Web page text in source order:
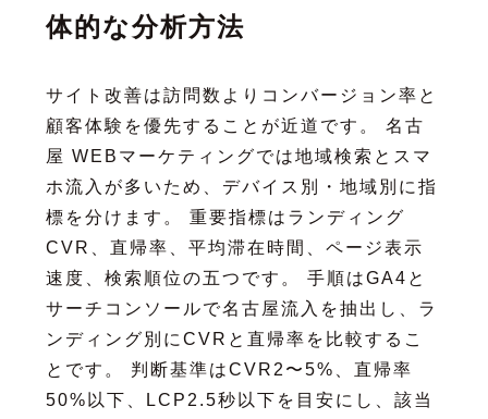
体的な分析方法
サイト改善は訪問数よりコンバージョン率と
顧客体験を優先することが近道です。 名古
屋 WEBマーケティングでは地域検索とスマ
ホ流入が多いため、デバイス別・地域別に指
標を分けます。 重要指標はランディング
CVR、直帰率、平均滞在時間、ページ表示
速度、検索順位の五つです。 手順はGA4と
サーチコンソールで名古屋流入を抽出し、ラ
ンディング別にCVRと直帰率を比較するこ
とです。 判断基準はCVR2〜5%、直帰率
50%以下、LCP2.5秒以下を目安にし、該当